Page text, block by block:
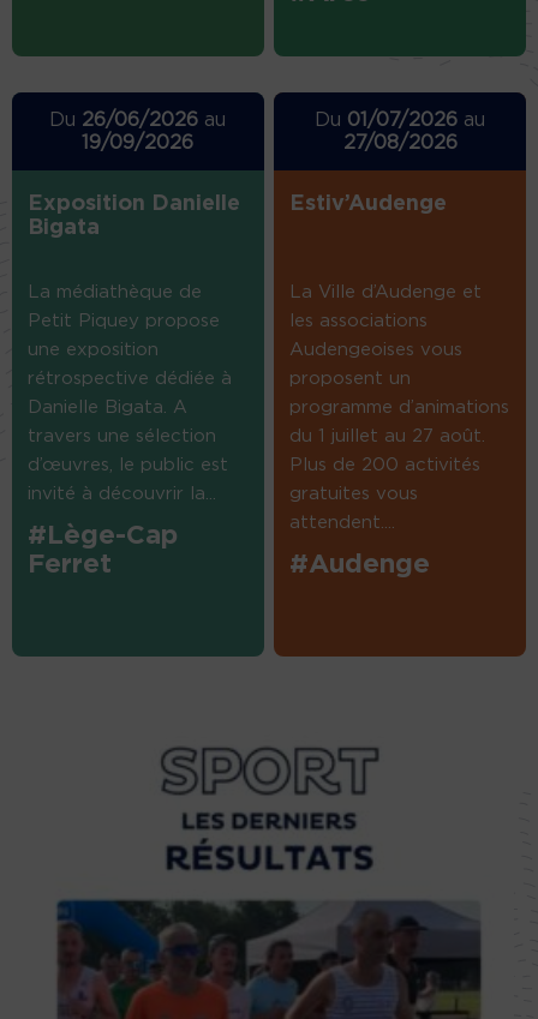
Du 26/06/2026 au
19/09/2026
Exposition Danielle
Bigata
La médiathèque de
Petit Piquey propose
une exposition
rétrospective dédiée à
Danielle Bigata. A
travers une sélection
d’œuvres, le public est
invité à découvrir la...
#Lège-Cap
Ferret
Du 01/07/2026 au
27/08/2026
Estiv’Audenge
La Ville d’Audenge et
les associations
Audengeoises vous
proposent un
programme d’animations
du 1 juillet au 27 août.
Plus de 200 activités
gratuites vous
attendent....
#Audenge